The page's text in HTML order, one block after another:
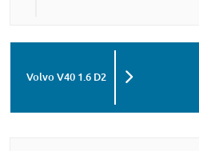
Volvo V40 1.6 D2